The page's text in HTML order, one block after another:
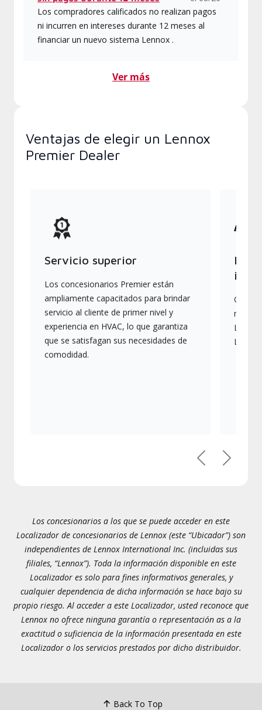
Los compradores calificados no realizan pagos
ni incurren en intereses durante 12 meses al
financiar un nuevo sistema Lennox .
Ver más
Ventajas de elegir un Lennox
Premier Dealer
Servicio superior
Los concesionarios Premier están
ampliamente capacitados para brindar
servicio al cliente de primer nivel y
experiencia en HVAC, lo que garantiza
que se satisfagan sus necesidades de
comodidad.
más
PreviousNext
Los concesionarios a los que se puede acceder en este
Localizador de concesionarios de Lennox (este “Ubicador”) son
independientes de Lennox International Inc. (incluidas sus
filiales, “Lennox”). Toda la información disponible en este
Localizador es solo para fines informativos generales, y
cualquier dependencia de dicha información se hace bajo su
propio riesgo. Al acceder a este Localizador, usted reconoce que
Lennox no ofrece ninguna garantía o representación as a la
exactitud o suficiencia de la información presentada en este
Localizador o los servicios prestados por dicho distribuidor.
Back To Top